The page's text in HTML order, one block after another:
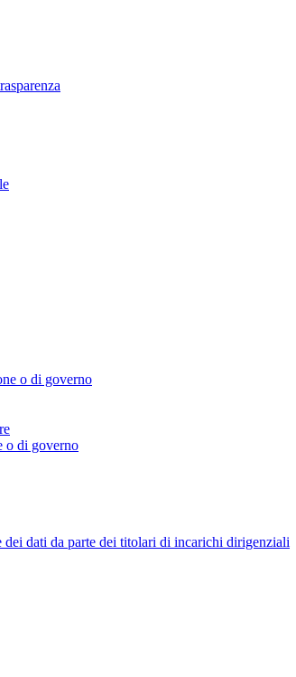
o di governo
o di governo
dati da parte dei titolari di incarichi dirigenziali